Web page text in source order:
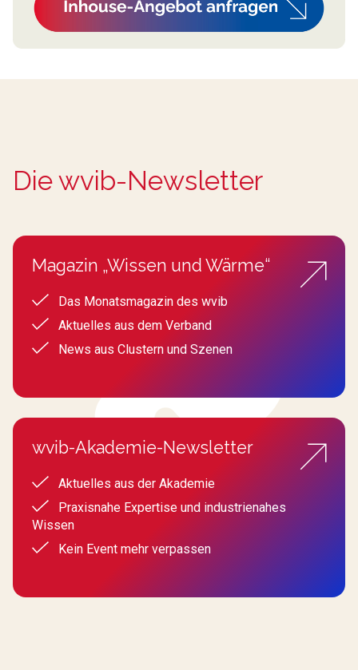
Die wvib-Newsletter
Magazin „Wissen und Wärme“
Das Monatsmagazin des wvib
Aktuelles aus dem Verband
News aus Clustern und Szenen
wvib-Akademie-Newsletter
Aktuelles aus der Akademie
Praxisnahe Expertise und industrienahes
Wissen
Kein Event mehr verpassen